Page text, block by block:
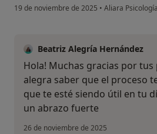
19 de noviembre de 2025 • Aliara Psicología
Beatriz Alegría Hernández
Hola! Muchas gracias por tus
alegra saber que el proceso
que te esté siendo útil en tu
un abrazo fuerte
26 de noviembre de 2025